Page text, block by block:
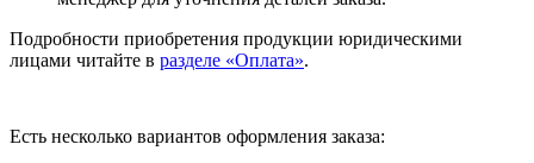
Подробности приобретения продукции юридическими
лицами читайте в разделе «Оплата».
Есть несколько вариантов оформления заказа: